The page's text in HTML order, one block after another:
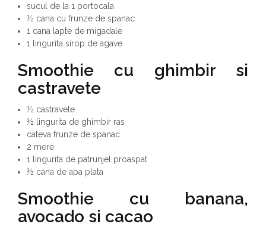
sucul de la 1 portocala
½ cana cu frunze de spanac
1 cana lapte de migadale
1 lingurita sirop de agave
Smoothie cu ghimbir si
castravete
½ castravete
½ lingurita de ghimbir ras
cateva frunze de spanac
2 mere
1 lingurita de patrunjel proaspat
½ cana de apa plata
Smoothie cu banana,
avocado si cacao